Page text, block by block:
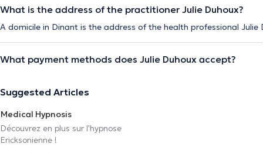
What is the address of the practitioner Julie Duhoux?
A domicile in Dinant is the address of the health professional Julie
What payment methods does Julie Duhoux accept?
Suggested Articles
Medical Hypnosis
Découvrez en plus sur l'hypnose
Ericksonienne !